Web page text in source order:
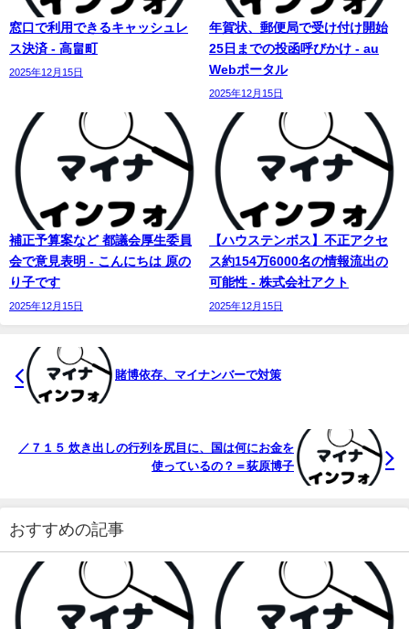
窓口で利用できるキャッシュレ
ス決済 - 高畠町
2025年12月15日
年賀状、郵便局で受け付け開始
25日までの投函呼びかけ - au
Webポータル
2025年12月15日
補正予算案など 都議会厚生委員
会で意見表明 - こんにちは 原の
り子です
2025年12月15日
【ハウステンボス】不正アクセ
ス約154万6000名の情報流出の
可能性 - 株式会社アクト
2025年12月15日
賭博依存、 マイナンバーで対策
／７１５ 炊き出しの行列を尻目に、国は何にお金を
使っているの？＝荻原博子
おすすめの記事